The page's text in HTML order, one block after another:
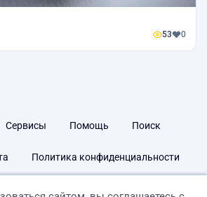
53 0
Сервисы Помощь Поиск
Политика конфиденциальности